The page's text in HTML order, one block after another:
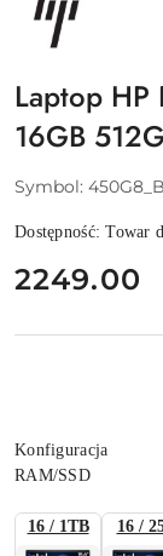
HP
Laptop HP
16GB
Symbol:
Dostępność:Towar
cena:
2249.00
Wariant
Konfiguracja
RAM/SSD
16 / 1TB 16 /